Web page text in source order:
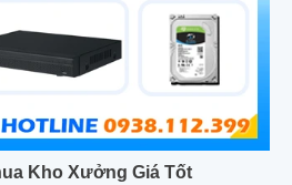
Kho Xưởng Giá Tốt